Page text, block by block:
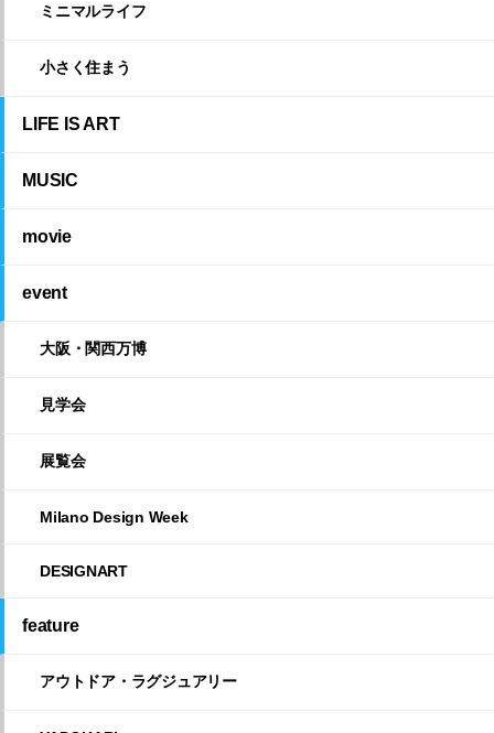
ミニマルライフ
小さく住まう
LIFE IS ART
MUSIC
movie
event
大阪・関西万博
見学会
展覧会
Milano Design Week
DESIGNART
feature
アウトドア・ラグジュアリー